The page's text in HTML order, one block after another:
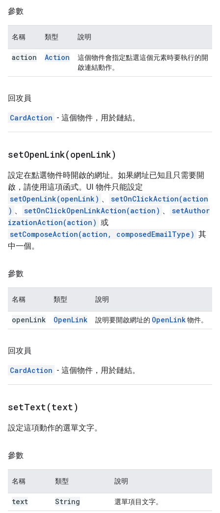
參數
名稱 類型 說明
action Action
這個物件會指定點選這個元素時要執行的開
啟連結動作。
回攻員
CardAction - 這個物件，用於鏈結。
setOpenLink(openLink)
設定在點選物件時開啟的網址。如果網址已知且只需要開
啟，請使用這項函式。UI 物件只能設定
setOpenLink(openLink) 、
setOnClickAction(action
) 、 setOnClickOpenLinkAction(action) 、
setAuthor
izationAction(action) 或
setComposeAction(action, composedEmailType) 其
中一個。
參數
名稱 類型 說明
openLink OpenLink 說明要開啟網址的 OpenLink物件。
回攻員
CardAction - 這個物件，用於鏈結。
setText(text)
設定這項動作的選單文字。
參數
名稱 類型 說明
text String 選單項目文字。